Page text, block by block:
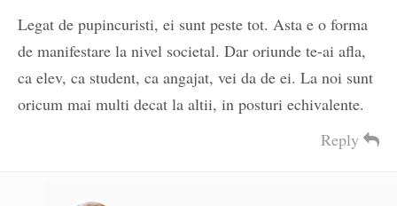
Legat de pupincuristi, ei sunt peste tot. Asta e o forma
de manifestare la nivel societal. Dar oriunde te-ai afla,
ca elev, ca student, ca angajat, vei da de ei. La noi sunt
oricum mai multi decat la altii, in posturi echivalente.
Reply